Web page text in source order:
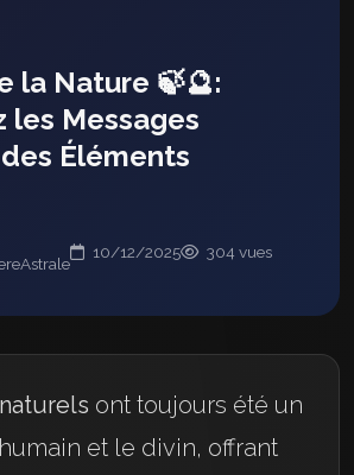
la Nature 🍃🔮:
les Messages
Éléments
10/12/2025 304 vues
ont toujours été un
et le divin, offrant